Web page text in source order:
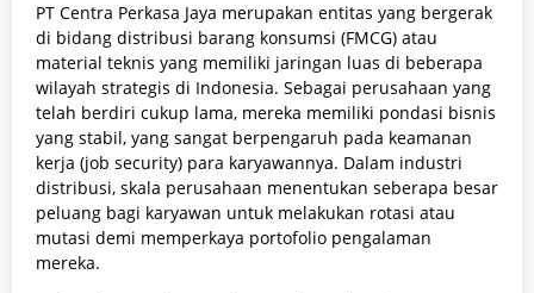
PT Centra Perkasa Jaya merupakan entitas yang bergerak
di bidang distribusi barang konsumsi (FMCG) atau
material teknis yang memiliki jaringan luas di beberapa
wilayah strategis di Indonesia. Sebagai perusahaan yang
telah berdiri cukup lama, mereka memiliki pondasi bisnis
yang stabil, yang sangat berpengaruh pada keamanan
kerja (job security) para karyawannya. Dalam industri
distribusi, skala perusahaan menentukan seberapa besar
peluang bagi karyawan untuk melakukan rotasi atau
mutasi demi memperkaya portofolio pengalaman
mereka.